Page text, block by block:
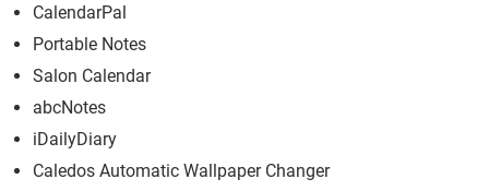
CalendarPal
Portable Notes
Salon Calendar
abcNotes
iDailyDiary
Caledos Automatic Wallpaper Changer